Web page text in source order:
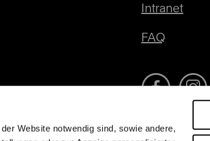
Website notwendig sind, sowie andere,
Intranet
FAQ